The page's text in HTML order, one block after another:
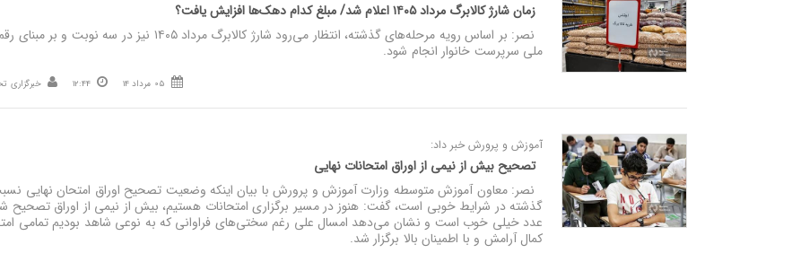
زمان شارژ کالابرگ مرداد ۱۴۰۵ اعلام شد/ مبلغ کدام دهک‌ها افزایش یافت؟
نصر: بر اساس رویه مرحله‌های گذشته، انتظار می‌رود شارژ کالابرگ مرداد ۱۴۰۵ نیز در
ملی سرپرست خانوار انجام شود.
05 مرداد 14 12:44 خبرگزاری
آموزش و پرورش خبر داد:
تصحیح بیش از نیمی از اوراق امتحانات نهایی
نصر: معاون آموزش متوسطه وزارت آموزش و پرورش با بیان اینکه وضعیت تصحیح اوراق امتحان نهایی
گذشته در شرایط خوبی است، گفت: هنوز در مسیر برگزاری امتحانات هستیم، بیش از نیمی از اوراق تصحیح
عدد خیلی خوب است و نشان می‌دهد امسال علی رغم سختی‌های فراوانی که به نوعی شاهد بودیم تمامی
کمال آرامش و با اطمینان بالا برگزار شد.